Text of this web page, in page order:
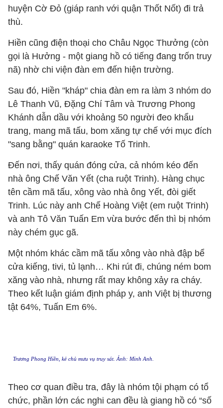
huyện Cờ Đỏ (giáp ranh với quận Thốt Nốt) đi trả
thù.
Hiền cũng điện thoại cho Châu Ngọc Thưởng (còn
gọi là Hưởng - một giang hồ có tiếng đang trốn truy
nã) nhờ chi viện đàn em đến hiện trường.
Sau đó, Hiền "kháp" chia đàn em ra làm 3 nhóm do
Lê Thanh Vũ, Đặng Chí Tâm và Trương Phong
Khánh dẫn dầu với khoảng 50 người đeo khẩu
trang, mang mã tấu, bom xăng tự chế với mục đích
"sang bằng" quán karaoke Tố Trinh.
Đến nơi, thấy quán đóng cửa, cả nhóm kéo đến
nhà ông Chế Văn Yết (cha ruột Trinh). Hàng chục
tên cầm mã tấu, xông vào nhà ông Yết, đòi giết
Trinh. Lúc này anh Chế Hoàng Việt (em ruột Trinh)
và anh Tô Văn Tuấn Em vừa bước đến thì bị nhóm
này chém gục gã.
Một nhóm khác cầm mã tấu xông vào nhà đập bể
cửa kiếng, tivi, tủ lạnh… Khi rút đi, chúng ném bom
xăng vào nhà, nhưng rất may không xảy ra cháy.
Theo kết luận giám định pháp y, anh Việt bị thương
tật 64%, Tuấn Em 6%.
Trương Phong Hiền, kẻ chủ mưu vụ truy sát. Ảnh: Minh Anh.
Theo cơ quan điều tra, đây là nhóm tội phạm có tổ
chức, phần lớn các nghi can đều là giang hồ có “số